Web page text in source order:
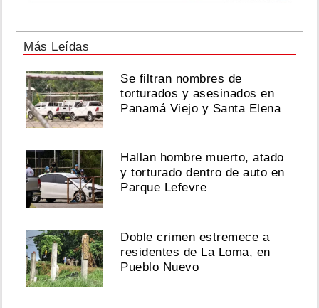
Más Leídas
Se filtran nombres de
torturados y asesinados en
Panamá Viejo y Santa Elena
Hallan hombre muerto, atado
y torturado dentro de auto en
Parque Lefevre
Doble crimen estremece a
residentes de La Loma, en
Pueblo Nuevo